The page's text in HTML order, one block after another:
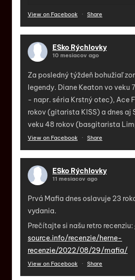
View on Facebook · Share
ESko Rýchlovky
10 mesiacov ago
Za posledný týždeň bohužiaľ
legendy. Diane Keaton vo veku
- napr. séria Krstný otec), Ace
rokov (gitarista KISS) a dnes aj
veku 48 rokov (basgitarista
View on Facebook · Share
ESko Rýchlovky
11 mesiacov ago
Prvá Mafia dnes oslavuje 23
vydania.
Prečítajte si našu retro recenziu:
source.info/recenzie/herne-
recenzie/2022/08/29/mafia/
View on Facebook · Share